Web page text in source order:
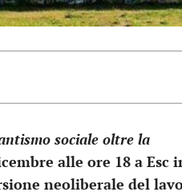
sociale oltre la
alle ore 18 a Esc
neoliberale del